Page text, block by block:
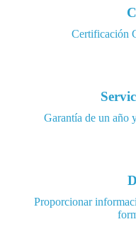
Certificación
Garantía de un año
Proporcionar